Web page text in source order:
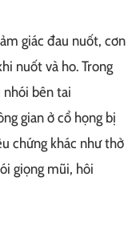
giác đau nuốt, cơn
nuốt và ho. Trong
bên tai
gian ở cổ họng bị
chứng khác như thở
giọng mũi, hôi